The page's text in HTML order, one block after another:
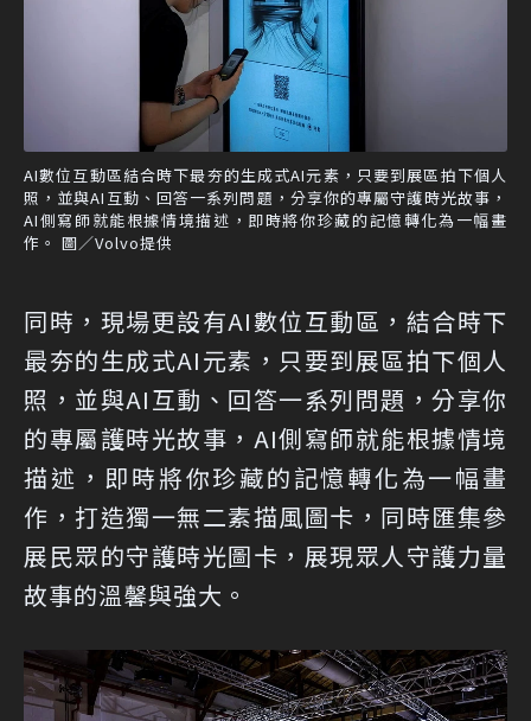
AI數位互動區結合時下最夯的生成式AI元素，只要到展區拍下個人
照，並與AI互動、回答一系列問題，分享你的專屬守護時光故事，
AI側寫師就能根據情境描述，即時將你珍藏的記憶轉化為一幅畫
作。 圖／Volvo提供
同時，現場更設有AI數位互動區，結合時下
最夯的生成式AI元素，只要到展區拍下個人
照，並與AI互動、回答一系列問題，分享你
的專屬護時光故事，AI側寫師就能根據情境
描述，即時將你珍藏的記憶轉化為一幅畫
作，打造獨一無二素描風圖卡，同時匯集參
展民眾的守護時光圖卡，展現眾人守護力量
故事的溫馨與強大。